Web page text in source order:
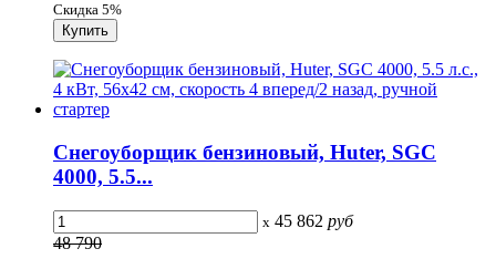
Скидка 5%
Снегоуборщик бензиновый, Huter, SGC
4000, 5.5...
x 45 862 руб
48 790